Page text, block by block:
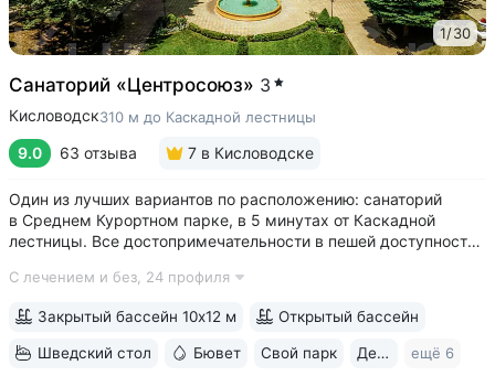
1/30
Санаторий «Центросоюз» 3
Кисловодск310 м до Каскадной лестницы
9.0 63 отзыва 7 в Кисловодске
Один из лучших вариантов по расположению: санаторий
в Среднем Курортном парке, в 5 минутах от Каскадной
лестницы. Все достопримечательности в пешей доступности
переходит в Курортный парк, к терренкурам № 3 и № 2Б •
С лечением и без, 24 профиля
Закрытый бассейн 10х12 м Открытый бассейн
Шведский стол Бювет Свой парк Дети с 2 лет ещё 6